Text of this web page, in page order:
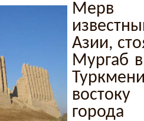
Мерв
Азии,
Мургаб